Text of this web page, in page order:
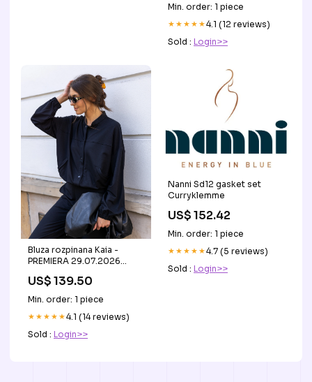
Min. order: 1 piece
★★★★★4.1 (12 reviews)
Sold : Login>>
Bluza rozpinana Kaia -
PREMIERA 29.07.2026
US$ 139.50
Min. order: 1 piece
★★★★★4.1 (14 reviews)
Sold : Login>>
Nanni Sd12 gasket set
Curryklemme
US$ 152.42
Min. order: 1 piece
★★★★★4.7 (5 reviews)
Sold : Login>>